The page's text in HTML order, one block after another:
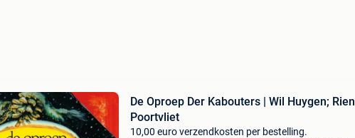
De Oproep Der Kabouters | Wil Huygen; Rien
Poortvliet
10,00 euro verzendkosten per bestelling.